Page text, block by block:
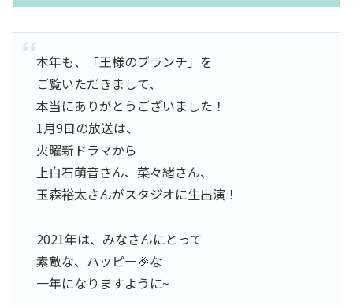
本年も、「王様のブランチ」を
ご覧いただきまして、
本当にありがとうございました！
1月9日の放送は、
火曜新ドラマから
上白石萌音さん、菜々緒さん、
玉森裕太さんがスタジオに生出演！
2021年は、みなさんにとって
素敵な、ハッピー🎉な
一年になりますように~